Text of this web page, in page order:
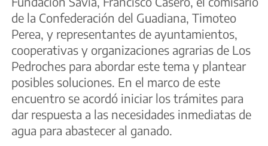
de la Confederación del Guadiana, Timoteo
Perea, y representantes de ayuntamientos,
cooperativas y organizaciones agrarias de Los
Pedroches para abordar este tema y plantear
posibles soluciones. En el marco de este
encuentro se acordó iniciar los trámites para
dar respuesta a las necesidades inmediatas de
agua para abastecer al ganado.